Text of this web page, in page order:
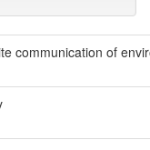
communication of